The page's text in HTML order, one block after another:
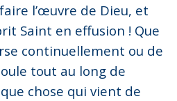
l’œuvre de Dieu, et
Saint en effusion ! Que
continuellement ou de
tout au long de
chose qui vient de